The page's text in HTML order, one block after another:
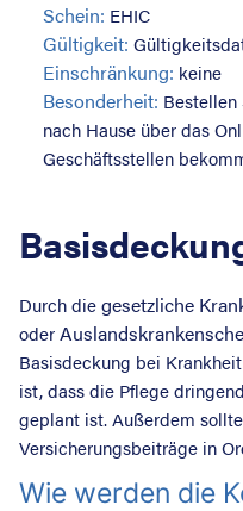
Schein: EHIC
Gültigkeit:
Einschränkung: keine
Besonderheit: Bestellen
nach Hause über das
Geschäftsstellen
Durch diegesetzliche
oder
Basisdeckung bei
ist, dass die Pflege
geplant ist. Außerdem
Versicherungsbeiträge in
Wie werden die